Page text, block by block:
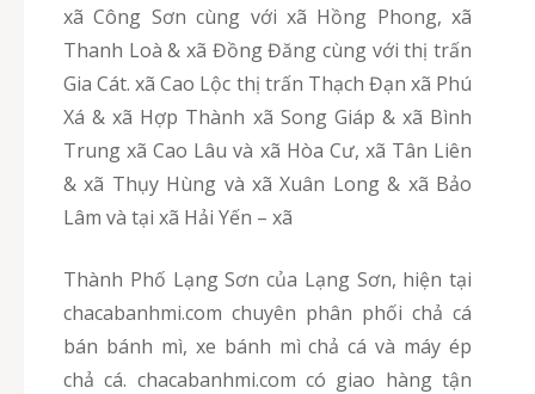
xã Công Sơn cùng với xã Hồng Phong, xã
Thanh Loà & xã Đồng Đăng cùng với thị trấn
Gia Cát. xã Cao Lộc thị trấn Thạch Đạn xã Phú
Xá & xã Hợp Thành xã Song Giáp & xã Bình
Trung xã Cao Lâu và xã Hòa Cư, xã Tân Liên
& xã Thụy Hùng và xã Xuân Long & xã Bảo
Lâm và tại xã Hải Yến – xã
Thành Phố Lạng Sơn của Lạng Sơn, hiện tại
chacabanhmi.com chuyên phân phối chả cá
bán bánh mì, xe bánh mì chả cá và máy ép
chả cá. chacabanhmi.com có giao hàng tận